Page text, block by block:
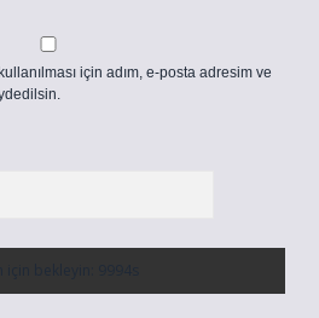
için adım, e-posta adresim ve